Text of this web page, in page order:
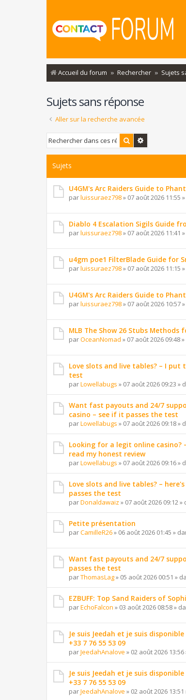
Accueil du forum Rechercher Sujets
Sujets sans réponse
Aller sur la recherche avancée
Rechercher
Sujets
U4GM's Arc Raiders Guide to
parluissuraez798» 07 août 2026 11:55
Diablo 4 Escalation Sigils Guide
parluissuraez798» 07 août 2026 11:41
u4gm poe1 FilterBlade Guide for
parluissuraez798» 07 août 2026 11:15
U4GM's Arc Raiders Guide to
parluissuraez798» 07 août 2026 10:57
MLB The Show 26 Stubs
parOceanNomad » 07 août 2026 09:48
Love slots and live tables? – I
test
parLowellabugs » 07 août 2026 09:23 »
Want fast payouts and 24/7
casino – see if it passes the test
parLowellabugs » 07 août 2026 09:18»
Looking for a legit online casino?
read my honest review
parLowellabugs » 07 août 2026 09:16»
Love slots and live tables? –
passes the test
parDonaldawaiz » 07 août 2026 09:12 »
Petite présentation
parCamilleR26» 06 août 2026 01:45 »
Want fast payouts and 24/7
passes the test
parThomasLag» 05 août 2026 00:51 »
EZBUFF: Top Sand Raiders of
parEchoFalcon » 03 août 2026 08:58»
Je suis Jeedah et je suis
+33 7 76 55 53 09
parJeedahAnalove » 02 août 2026 13:56
Je suis Jeedah et je suis
+33 7 76 55 53 09
parJeedahAnalove » 02 août 2026 13:51